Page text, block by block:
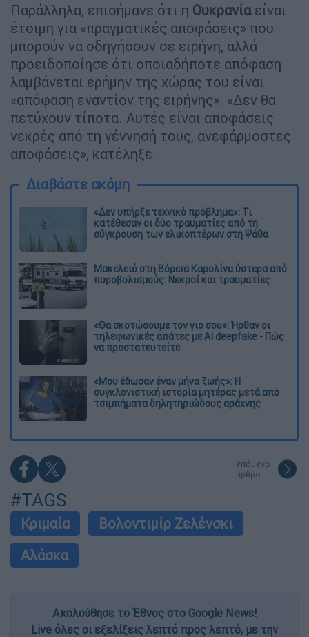
Παράλληλα, επισήμανε ότι η Ουκρανίαείναι
έτοιμη για «πραγματικές αποφάσεις» που
μπορούν να οδηγήσουν σε ειρήνη, αλλά
προειδοποίησε ότι οποιαδήποτε απόφαση
λαμβάνεται ερήμην της χώρας του είναι
«απόφαση εναντίον της ειρήνης». «Δεν θα
πετύχουν τίποτα. Αυτές είναι αποφάσεις
νεκρές από τη γέννησή τους, ανεφάρμοστες
αποφάσεις», κατέληξε.
Διαβάστε ακόμη
«Δεν υπήρξε τεχνικό πρόβλημα»: Τι
κατέθεσαν οι δύο τραυματίες από τη
σύγκρουση των ελικοπτέρων στη Ψάθα
Μακελειό στη Βόρεια Καρολίνα ύστερα από
πυροβολισμούς: Νεκροί και τραυματίες
«Θα σκοτώσουμε τον γιο σου»: Ήρθαν οι
τηλεφωνικές απάτες με AI deepfake - Πώς
να προστατευτείτε
«Μου έδωσαν έναν μήνα ζωής»: Η
συγκλονιστική ιστορία μητέρας μετά από
τσιμπήματα δηλητηριώδους αράχνης
επόμενο
άρθρο
#TAGS
Κριμαία
Βολοντιμίρ Ζελένσκι
Αλάσκα
Ακολούθησε το Έθνος στο Google News!
Live όλες οι εξελίξεις λεπτό προς λεπτό, με την